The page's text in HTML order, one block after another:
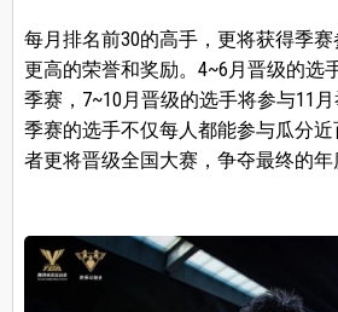
每月排名前30的高手，更将获得季
更高的荣誉和奖励。4~6月晋级的选
季赛，7~10月晋级的选手将参与11
季赛的选手不仅每人都能参与瓜分
者更将晋级全国大赛，争夺最终的年